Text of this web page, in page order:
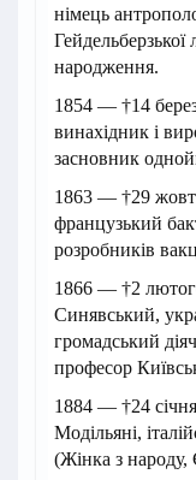
німець
народження.
1854 — †14
винахідник і
засновник
1863 — †29
французький
розробників
1866 — †2
Синявський,
громадський
професор
1884 — †24
Модільяні,
(Жінка з народу,